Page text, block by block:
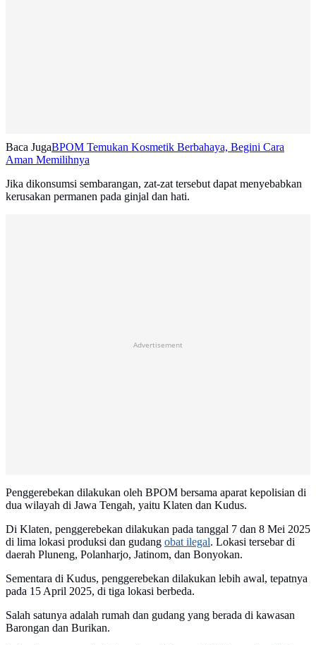
Baca JugaBPOM Temukan Kosmetik Berbahaya, Begini Cara
Aman Memilihnya
Jika dikonsumsi sembarangan, zat-zat tersebut dapat menyebabkan
kerusakan permanen pada ginjal dan hati.
Advertisement
Penggerebekan dilakukan oleh BPOM bersama aparat kepolisian di
dua wilayah di Jawa Tengah, yaitu Klaten dan Kudus.
Di Klaten, penggerebekan dilakukan pada tanggal 7 dan 8 Mei 2025
di lima lokasi produksi dan gudang obat ilegal. Lokasi tersebar di
daerah Pluneng, Polanharjo, Jatinom, dan Bonyokan.
Sementara di Kudus, penggerebekan dilakukan lebih awal, tepatnya
pada 15 April 2025, di tiga lokasi berbeda.
Salah satunya adalah rumah dan gudang yang berada di kawasan
Barongan dan Burikan.